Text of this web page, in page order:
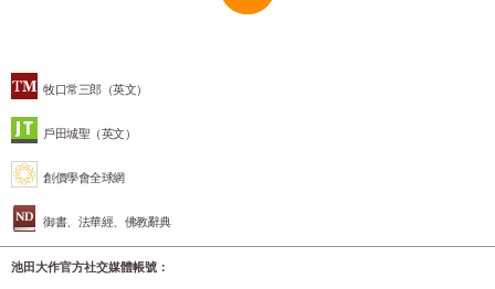
牧口常三郎（英文）
戶田城聖（英文）
創價學會全球網
御書、法華經、佛教辭典
池田大作官方社交媒體帳號：